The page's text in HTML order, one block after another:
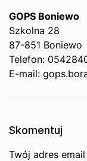
GOPS Boniewo
Szkolna⁢ 28
87-851 ⁣Boniewo
Telefon:
E-mail:
Skomentuj
Twój adres